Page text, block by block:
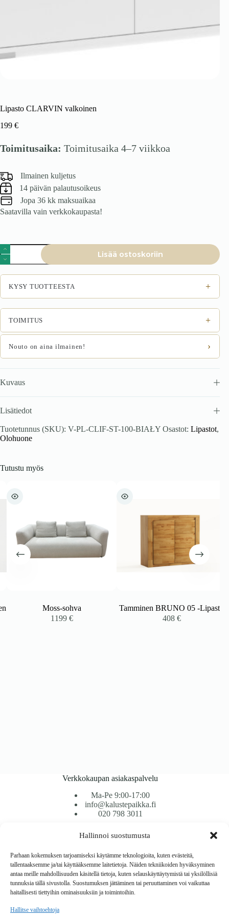
Hallinnoi suostumusta
Parhaan kokemuksen tarjoamiseksi käytämme teknologioita, kuten evästeitä,
tallentaaksemme ja/tai käyttääksemme laitetietoja. Näiden tekniikoiden hyväksyminen
antaa meille mahdollisuuden käsitellä tietoja, kuten selauskäyttäytymistä tai yksilöllisiä
tunnuksia tällä sivustolla. Suostumuksen jättäminen tai peruuttaminen voi vaikuttaa
haitallisesti tiettyihin ominaisuuksiin ja toimintoihin.
Hallitse vaihtoehtoja
Lipasto CLARVIN valkoinen
199 €
Toimitusaika: Toimitusaika 4–7 viikkoa
Ilmainen kuljetus
14 päivän palautusoikeus
Jopa 36 kk maksuaikaa
Saatavilla vain verkkokaupasta!
Lipasto
CLARVIN
valkoinen
määrä
Lisää ostoskoriin
KYSY TUOTTEESTA +
TOIMITUS +
Nouto on aina ilmainen! ›
Kuvaus
Lisätiedot
Tuotetunnus (SKU): V-PL-CLIF-ST-100-BIAŁY Osastot: Lipastot,
Olohuone
Tutustu myös
Moss-sohva
1199€
Tamminen BRUNO 05 -Lipasto
408€
Verkkokaupan asiakaspalvelu
Ma-Pe 9:00-17:00
info@kalustepaikka.fi
020 798 3011
Tavarantoimitus / Maksutavat
Toimitustavat
Maksutavat
Vaihto ja palautus
Reklamaatiot